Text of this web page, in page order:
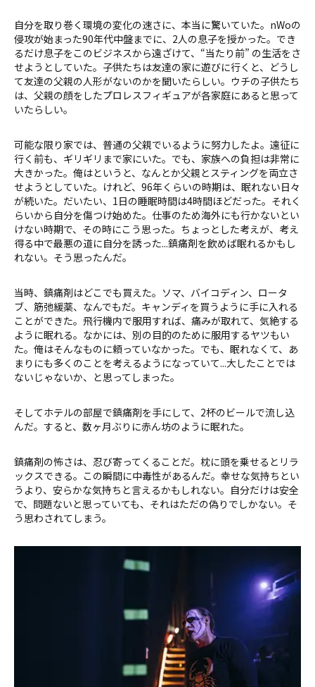
自分を取り巻く環境の変化の速さに、本当に驚いていた。nWoの
侵攻が始まった90年代中盤までに、2人の息子を授かった。でき
るだけ息子をこのビジネスから遠ざけて、“当たり前” の生活をさ
せようとしていた。子供たちは友達の家に遊びに行くと、どうし
て友達の父親の人形がないのかを聞いたらしい。ウチの子供たち
は、父親の顔をしたプロレスフィギュアが各家庭にあると思って
いたらしい。
可能な限り家では、普通の父親でいるように努力したよ。遠征に
行く前も、ギリギリまで家にいた。でも、家族への負担は非常に
大きかった。俺はというと、なんとか父親とスティングを両立さ
せようとしていた。けれど、96年くらいの時期は、眠れない日々
が続いた。だいたい、1日の睡眠時間は4時間ほどだった。それく
らいから自分を傷つけ始めた。仕事のため海外にも行かないとい
けない時期で、その時にこう思った。ちょっとした考えが、考え
得る中で最悪の道に自分を誘った...鎮痛剤を飲めば眠れるかもし
れない。そう思ったんだ。
当時、鎮痛剤はどこでも買えた。ソマ、バイコディン、ロータ
ブ、筋弛緩薬、なんでもだ。キャンディを買うように手に入れる
ことができた。飛行機内で服用すれば、痛みが取れて、気絶する
ように眠れる。なかには、別の目的のために服用するヤツもい
た。俺はそんなものに頼っていなかった。でも、眠れなくて、あ
まりにも多くのことを考えるようになっていて...大したことでは
ないじゃないか、と思ってしまった。
そしてホテルの部屋で鎮痛剤を手にして、2杯のビールで流し込
んだ。すると、数ヶ月ぶりに赤ん坊のように眠れた。
鎮痛剤の怖さは、忍び寄ってくることだ。枕に頭を乗せるとリラ
ックスできる。この瞬間に中毒性があるんだ。幸せな気持ちとい
うより、安らかな気持ちと言えるかもしれない。自分だけは安全
で、問題ないと思っていても、それはただの偽りでしかない。そ
う思わされてしまう。